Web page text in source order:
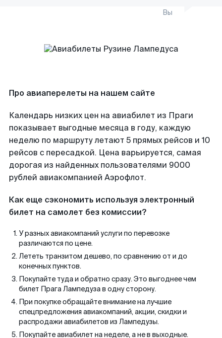
Вы
Про авиаперелеты на нашем сайте
Календарь низких цен на авиабилет из Праги
показывает выгодные месяца в году, каждую
неделю по маршруту летают 5 прямых рейсов и 10
рейсов с пересадкой. Цена варьируется, самая
дорогая из найденных пользователями 9000
рублей авиакомпанией Аэрофлот.
Как еще сэкономить используя электронный
билет на самолет без комиссии?
У разных авиакомпаний услуги по перевозке
различаются по цене.
Лететь транзитом дешево, по сравнению от и до
конечных пунктов.
Покупайте туда и обратно сразу. Это выгоднее чем
билет Прага Лампедуза в одну сторону.
При покупке обращайте внимание на лучшие
спецпредложения авиакомпаний, акции, скидки и
распродажи авиабилетов из Лампедузы.
Покупайте авиабилет на неделе, а не в выходные.